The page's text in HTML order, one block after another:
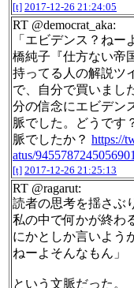
[t] 2017-12-26 21:24:05
RT @democrat_aka:
「エビデンス？ね
橋純子『仕方ない帝
持ってる人の解説ツ
で、自分で買いまし
分の信念にエビデン
脈でした。どうです
脈でしたか？ https://
atus/
[t] 2017-12-26 21:25:13
RT @ragarut:
読者の思考を揺さぶ
私の中で何かが終わ
にかとしか言いよう
ねーよそんなもん」
という文脈だった。